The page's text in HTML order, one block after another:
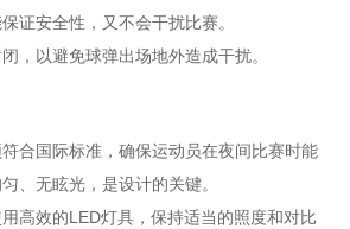
证安全性，又不会干扰比赛。
，以避免球弹出场地外造成干扰。
合国际标准，确保运动员在夜间比赛时能
、无眩光，是设计的关键。
高效的LED灯具，保持适当的照度和对比